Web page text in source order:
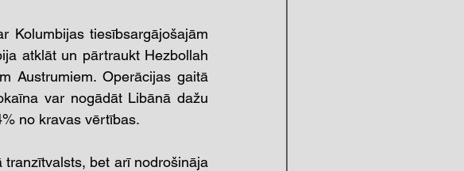
Kolumbijas tiesībsargājošajām
atklāt un pārtraukt Hezbollah
Austrumiem. Operācijas gaitā
var nogādāt Libānā dažu
no kravas vērtības.
bet arī nodrošināja